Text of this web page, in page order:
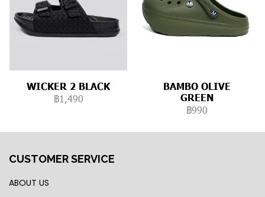
WICKER 2 BLACK
฿1,490
BAMBO OLIVE
GREEN
฿990
CUSTOMER SERVICE
ABOUT US